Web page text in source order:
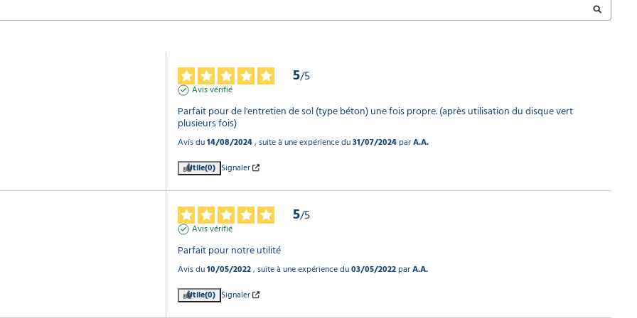
5/5
Avis vérifié
Parfait pour de l'entretien de sol (type béton) une fois propre. (après utilisation du disque vert
plusieurs fois)
Avis du14/08/2024, suite à une expérience du31/07/2024parA.A.
Utile(0) Signaler
5/5
Avis vérifié
Parfait pour notre utilité
Avis du10/05/2022, suite à une expérience du03/05/2022parA.A.
Utile(0) Signaler